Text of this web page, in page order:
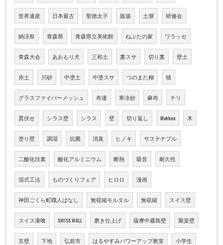
世界遺産 日本最古 聖徳太子 版築 土塀 研修会
納涼祭 青森県 青森県立美術館 ねぶたの家 ワラッセ
青森大会 あおもり犬 三和土 藁スサ 切り藁 壁土
赤土 川砂 中塗土 中塗スサ つのまた糊 猫
グラスファイバーメッシュ 布連 寒冷紗 麻布 チリ
貫伏せ シラス壁 シラス 壁 切り返し Mokkun 木
塗り壁 調湿 抗菌 消臭 ヒノキ サステナブル
二酸化珪素 酸化アルミニウム 断熱 吸音 耐久性
湿式工法 ものづくりフェア ヒロロ 漫画
神田ごくら町職人ばなし 無収縮モルタル 無収縮 スイス壁
スイス漆喰 SWISS WALL 磨き仕上げ 薩摩中霧島壁 聚楽壁
京壁 下地 弘前市 はるやすみパワーアップ教室 小学生